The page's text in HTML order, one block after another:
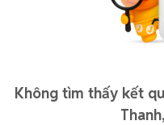
Không tìm thấy kết